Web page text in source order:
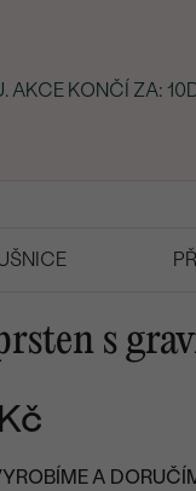
AKCE KONČÍ ZA:
s
A